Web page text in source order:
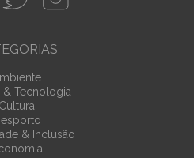
& Tecnologia
Cultura
& Inclusão